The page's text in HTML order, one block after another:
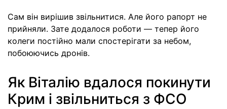
Сам він вирішив звільнитися. Але його рапорт не
прийняли. Зате додалося роботи — тепер його
колеги постійно мали спостерігати за небом,
побоюючись дронів.
Як Віталію вдалося покинути
Крим і звільниться з ФСО